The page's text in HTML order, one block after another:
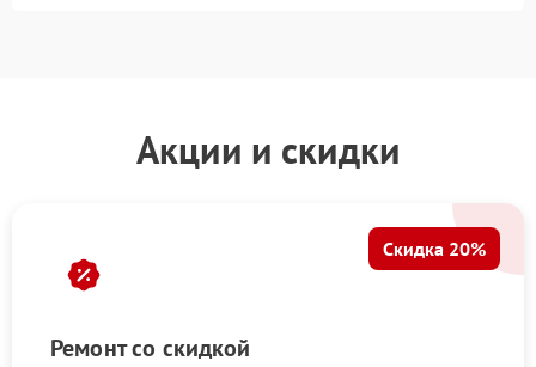
Акции и скидки
Ремонт со скидкой
Скидка 20%